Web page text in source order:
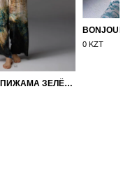
BONJOUR ПИЖАМА ЗЕЛЁНЫЙ
0 KZT